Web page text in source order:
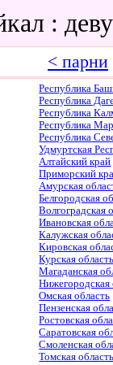
:
< парни
Республика
Республика
Республика
Республика
Республика
Удмуртская
Алтайский край
Приморский
Амурская
Белгородская
Волгоградская
Ивановская
Калужская
Кировская
Курская
Магаданская
Нижегородская
Омская область
Пензенская
Ростовская
Саратовская
Смоленская
Томская